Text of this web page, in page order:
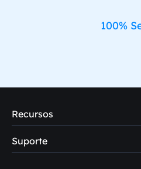
100%
Recursos
Dicas de recuperação de dados
Suporte